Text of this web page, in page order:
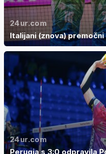
24ur.com
Italijani (znova)
24ur.com
Perugia s 3:0 odpravila